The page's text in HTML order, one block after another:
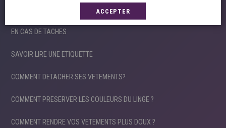
EN CAS DE TACHES
SAVOIR LIRE UNE ETIQUETTE
COMMENT DETACHER SES VETEMENTS?
COMMENT PRESERVER LES COULEURS DU LINGE ?
COMMENT RENDRE VOS VETEMENTS PLUS DOUX ?
ACCEPTER